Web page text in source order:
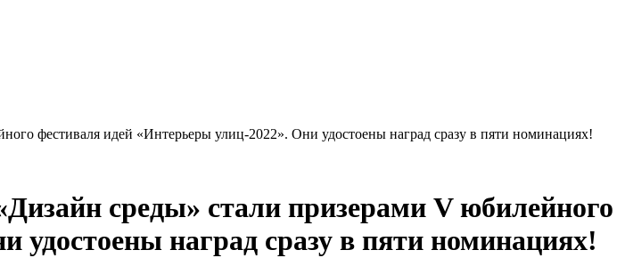
фестиваля идей «Интерьеры улиц-2022». Они удостоены наград сразу в пяти номинациях!
среды» стали призерами V юбилейного
наград сразу в пяти номинациях!